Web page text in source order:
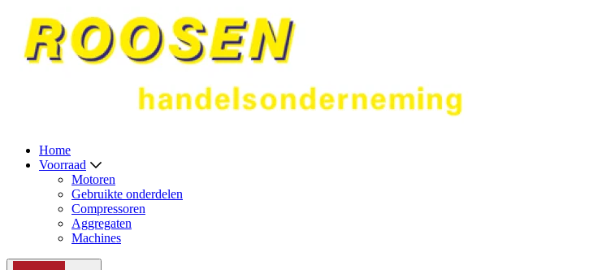
Home
Voorraad
Motoren
Gebruikte onderdelen
Compressoren
Aggregaten
Machines